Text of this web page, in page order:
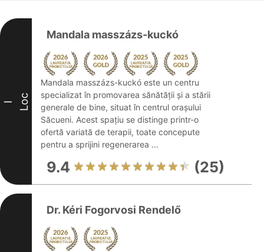
I Loc
Mandala masszázs-kuckó
Mandala masszázs-kuckó este un centru
specializat în promovarea sănătății și a stării
generale de bine, situat în centrul orașului
Săcueni. Acest spațiu se distinge printr-o
ofertă variată de terapii, toate concepute
pentru a sprijini regenerarea ...
9.4 (25)
Dr. Kéri Fogorvosi Rendelő